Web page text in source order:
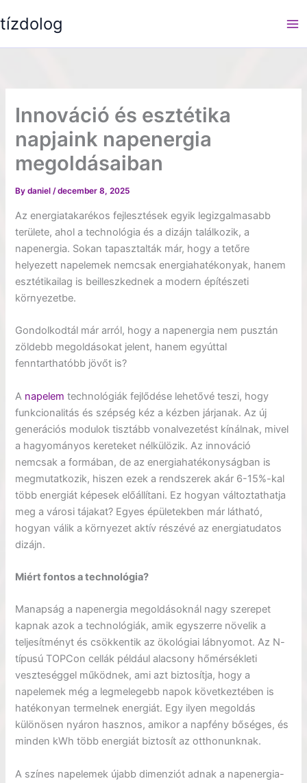
to
tízdolog
Innováció és esztétika
napjaink napenergia
megoldásaiban
Bydaniel/december 8, 2025
Az energiatakarékos fejlesztések egyik legizgalmasabb
területe, ahol a technológia és a dizájn találkozik, a
napenergia. Sokan tapasztalták már, hogy a tetőre
helyezett napelemek nemcsak energiahatékonyak, hanem
esztétikailag is beilleszkednek a modern építészeti
környezetbe.
Gondolkodtál már arról, hogy a napenergia nem pusztán
zöldebb megoldásokat jelent, hanem egyúttal
fenntarthatóbb jövőt is?
A napelem technológiák fejlődése lehetővé teszi, hogy
funkcionalitás és szépség kéz a kézben járjanak. Az új
generációs modulok tisztább vonalvezetést kínálnak, mivel
a hagyományos kereteket nélkülözik. Az innováció
nemcsak a formában, de az energiahatékonyságban is
megmutatkozik, hiszen ezek a rendszerek akár 6-15%-kal
több energiát képesek előállítani. Ez hogyan változtathatja
meg a városi tájakat? Egyes épületekben már látható,
hogyan válik a környezet aktív részévé az energiatudatos
dizájn.
Miért fontos a technológia?
Manapság a napenergia megoldásoknál nagy szerepet
kapnak azok a technológiák, amik egyszerre növelik a
teljesítményt és csökkentik az ökológiai lábnyomot. Az N-
típusú TOPCon cellák például alacsony hőmérsékleti
veszteséggel működnek, ami azt biztosítja, hogy a
napelemek még a legmelegebb napok következtében is
hatékonyan termelnek energiát. Egy ilyen megoldás
különösen nyáron hasznos, amikor a napfény bőséges, és
minden kWh több energiát biztosít az otthonunknak.
A színes napelemek újabb dimenziót adnak a napenergia-